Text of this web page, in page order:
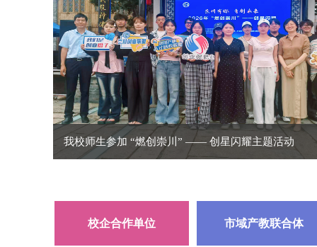
我校师生参加 “燃创崇川” —— 创星闪耀主题活动
校企合作单位 市域产教联合体